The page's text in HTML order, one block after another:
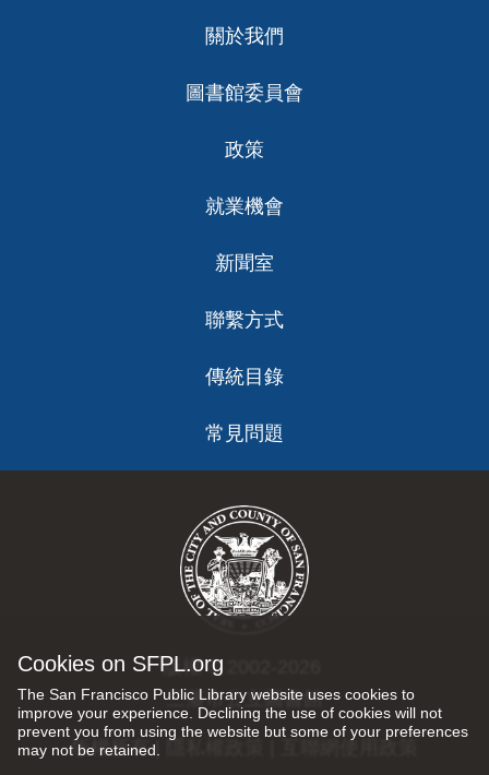
Cookies on SFPL.org
The San Francisco Public Library website uses cookies to
improve your experience. Declining the use of cookies will not
prevent you from using the website but some of your preferences
may not be retained.
關於我們
圖書館委員會
政策
就業機會
新聞室
聯繫方式
傳統目錄
常見問題
版權 © 2002-2026
三藩市公立圖書館
版權所有 |